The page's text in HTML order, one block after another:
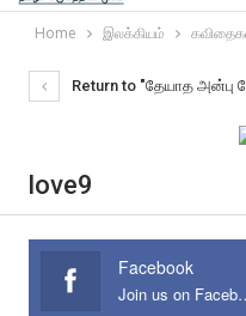
Home இலக்கியம்
Return to "தேயாத அன்பு
love9
Facebook
Join